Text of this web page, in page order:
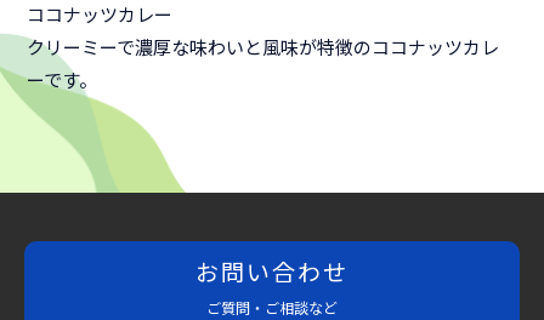
ココナッツカレー
クリーミーで濃厚な味わいと風味が特徴のココナッツカレ
ーです。
お問い合わせ
ご質問・ご相談など